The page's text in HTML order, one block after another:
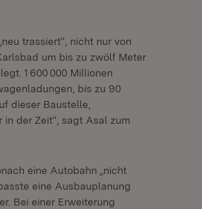
trassiert“, nicht nur von
um bis zu zwölf Meter
1 600 000 Millionen
bis zu 90
dieser Baustelle,
in der Zeit“, sagt Asal zum
eine Autobahn „nicht
eine Ausbauplanung
Bei einer Erweiterung